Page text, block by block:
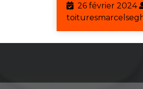
26 février 2024